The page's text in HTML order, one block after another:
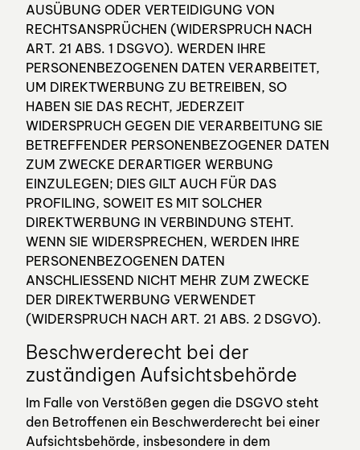
AUSÜBUNG ODER VERTEIDIGUNG VON
RECHTSANSPRÜCHEN (WIDERSPRUCH NACH
ART. 21 ABS. 1 DSGVO). WERDEN IHRE
PERSONENBEZOGENEN DATEN VERARBEITET,
UM DIREKTWERBUNG ZU BETREIBEN, SO
HABEN SIE DAS RECHT, JEDERZEIT
WIDERSPRUCH GEGEN DIE VERARBEITUNG SIE
BETREFFENDER PERSONENBEZOGENER DATEN
ZUM ZWECKE DERARTIGER WERBUNG
EINZULEGEN; DIES GILT AUCH FÜR DAS
PROFILING, SOWEIT ES MIT SOLCHER
DIREKTWERBUNG IN VERBINDUNG STEHT.
WENN SIE WIDERSPRECHEN, WERDEN IHRE
PERSONENBEZOGENEN DATEN
ANSCHLIESSEND NICHT MEHR ZUM ZWECKE
DER DIREKTWERBUNG VERWENDET
(WIDERSPRUCH NACH ART. 21 ABS. 2 DSGVO).
Beschwerderecht bei der
zuständigen Aufsichtsbehörde
Im Falle von Verstößen gegen die DSGVO steht
den Betroffenen ein Beschwerderecht bei einer
Aufsichtsbehörde, insbesondere in dem